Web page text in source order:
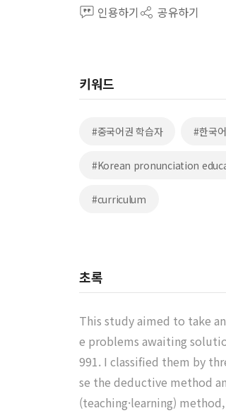
인용하기 공유하기
키워드
#중국어권 학습자 #한국
#Korean pronunciation
#curriculum
초록
This study aimed to take
e problems awaiting
991. I classified them by
se the deductive method
(teaching·learning)